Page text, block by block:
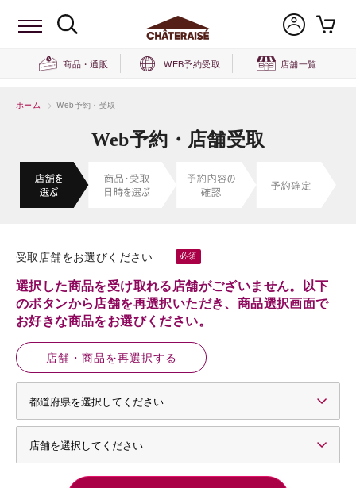
商品・通販 WEB予約受取 店舗一覧
ホーム > Web予約・受取
Web予約・店舗受取
受取店舗をお選びください
選択した商品を受け取れる店舗がございません。以下
のボタンから店舗を再選択いただき、商品選択画面で
お好きな商品をお選びください。
店舗・商品を再選択する